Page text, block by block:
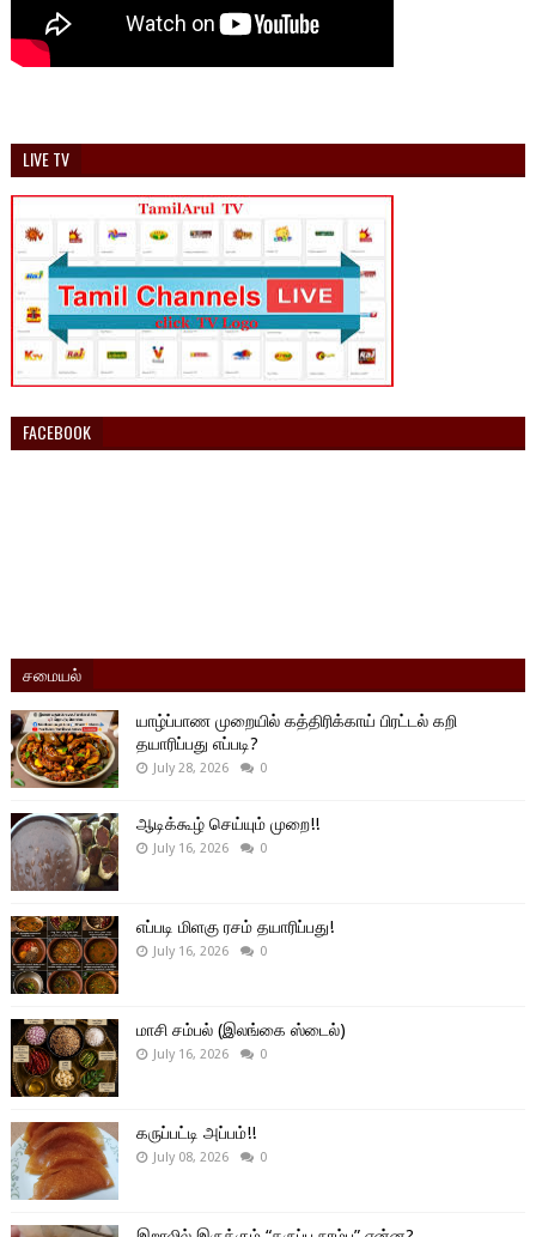
LIVE TV
FACEBOOK
சமையல்
யாழ்ப்பாண முறையில் கத்திரிக்காய் பிரட்டல் கறி
தயாரிப்பது எப்படி?
July 28, 2026 0
ஆடிக்கூழ் செய்யும் முறை!!
July 16, 2026 0
எப்படி மிளகு ரசம் தயாரிப்பது!
July 16, 2026 0
மாசி சம்பல் (இலங்கை ஸ்டைல்)
July 16, 2026 0
கருப்பட்டி அப்பம்!!
July 08, 2026 0